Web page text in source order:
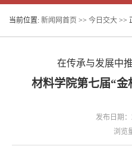
当前位置: 新闻网首页 >> 今日交大 >>
在传承与发展中
材料学院第七届“
发布日期：
浏览